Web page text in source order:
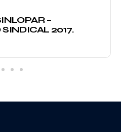
–
2017.